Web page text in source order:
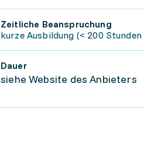
Zeitliche Beanspruchung
kurze Ausbildung (< 200
Dauer
siehe Website des Anbieters